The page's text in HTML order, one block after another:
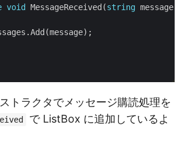
void MessageReceived(string
トラクタでメッセージ購読処理を
で ListBox に追加しているよ